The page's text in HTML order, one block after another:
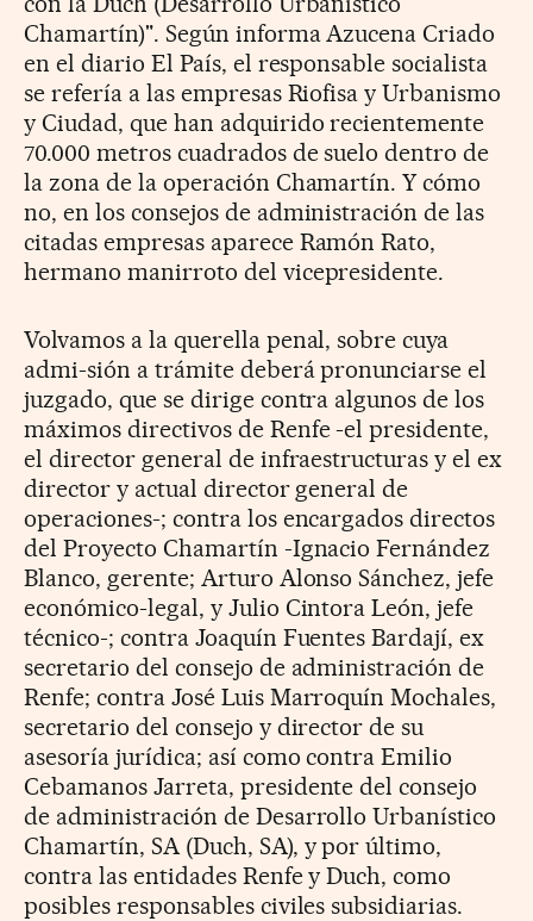
Chamartín)". Según informa Azucena Criado
en el diario El País, el responsable socialista
se refería a las empresas Riofisa y Urbanismo
y Ciudad, que han adquirido recientemente
70.000 metros cuadrados de suelo dentro de
la zona de la operación Chamartín. Y cómo
no, en los consejos de administración de las
citadas empresas aparece Ramón Rato,
hermano manirroto del vicepresidente.
Volvamos a la querella penal, sobre cuya
admi-sión a trámite deberá pronunciarse el
juzgado, que se dirige contra algunos de los
máximos directivos de Renfe -el presidente,
el director general de infraestructuras y el ex
director y actual director general de
operaciones-; contra los encargados directos
del Proyecto Chamartín -Ignacio Fernández
Blanco, gerente; Arturo Alonso Sánchez, jefe
económico-legal, y Julio Cintora León, jefe
técnico-; contra Joaquín Fuentes Bardají, ex
secretario del consejo de administración de
Renfe; contra José Luis Marroquín Mochales,
secretario del consejo y director de su
asesoría jurídica; así como contra Emilio
Cebamanos Jarreta, presidente del consejo
de administración de Desarrollo Urbanístico
Chamartín, SA (Duch, SA), y por último,
contra las entidades Renfe y Duch, como
posibles responsables civiles subsidiarias.